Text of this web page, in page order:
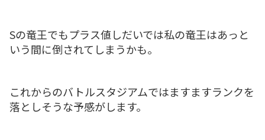
Sの竜王でもプラス値しだいでは私の竜王はあっと
いう間に倒されてしまうかも。
これからのバトルスタジアムではますますランクを
落としそうな予感がします。